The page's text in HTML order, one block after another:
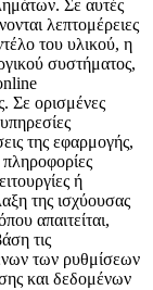
Σε αυτές
λεπτομέρειες
του υλικού, η
συστήματος,
Σε ορισμένες
της εφαρμογής,
πληροφορίες
ή
της ισχύουσας
απαιτείται,
τις
των ρυθμίσεων
και δεδομένων